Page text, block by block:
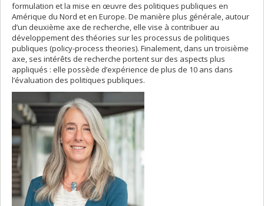
formulation et la mise en œuvre des politiques publiques en
Amérique du Nord et en Europe. De manière plus générale, autour
d’un deuxième axe de recherche, elle vise à contribuer au
développement des théories sur les processus de politiques
publiques (policy-process theories). Finalement, dans un troisième
axe, ses intérêts de recherche portent sur des aspects plus
appliqués : elle possède d’expérience de plus de 10 ans dans
l’évaluation des politiques publiques.